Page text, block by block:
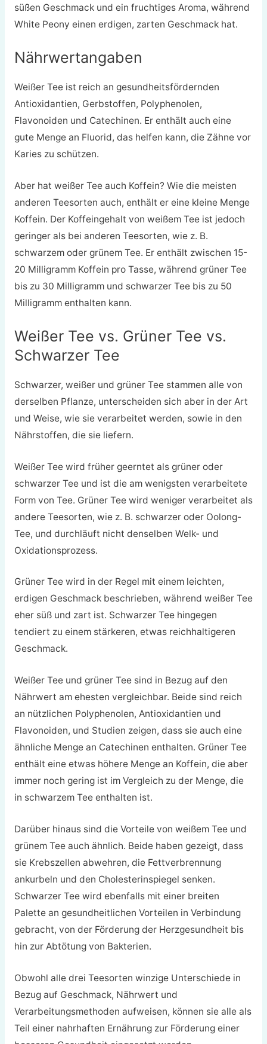
süßen Geschmack und ein fruchtiges Aroma, während
White Peony einen erdigen, zarten Geschmack hat.
Nährwertangaben
Weißer Tee ist reich an gesundheitsfördernden
Antioxidantien, Gerbstoffen, Polyphenolen,
Flavonoiden und Catechinen. Er enthält auch eine
gute Menge an Fluorid, das helfen kann, die Zähne vor
Karies zu schützen.
Aber hat weißer Tee auch Koffein? Wie die meisten
anderen Teesorten auch, enthält er eine kleine Menge
Koffein. Der Koffeingehalt von weißem Tee ist jedoch
geringer als bei anderen Teesorten, wie z. B.
schwarzem oder grünem Tee. Er enthält zwischen 15-
20 Milligramm Koffein pro Tasse, während grüner Tee
bis zu 30 Milligramm und schwarzer Tee bis zu 50
Milligramm enthalten kann.
Weißer Tee vs. Grüner Tee vs.
Schwarzer Tee
Schwarzer, weißer und grüner Tee stammen alle von
derselben Pflanze, unterscheiden sich aber in der Art
und Weise, wie sie verarbeitet werden, sowie in den
Nährstoffen, die sie liefern.
Weißer Tee wird früher geerntet als grüner oder
schwarzer Tee und ist die am wenigsten verarbeitete
Form von Tee. Grüner Tee wird weniger verarbeitet als
andere Teesorten, wie z. B. schwarzer oder Oolong-
Tee, und durchläuft nicht denselben Welk- und
Oxidationsprozess.
Grüner Tee wird in der Regel mit einem leichten,
erdigen Geschmack beschrieben, während weißer Tee
eher süß und zart ist. Schwarzer Tee hingegen
tendiert zu einem stärkeren, etwas reichhaltigeren
Geschmack.
Weißer Tee und grüner Tee sind in Bezug auf den
Nährwert am ehesten vergleichbar. Beide sind reich
an nützlichen Polyphenolen, Antioxidantien und
Flavonoiden, und Studien zeigen, dass sie auch eine
ähnliche Menge an Catechinen enthalten. Grüner Tee
enthält eine etwas höhere Menge an Koffein, die aber
immer noch gering ist im Vergleich zu der Menge, die
in schwarzem Tee enthalten ist.
Darüber hinaus sind die Vorteile von weißem Tee und
grünem Tee auch ähnlich. Beide haben gezeigt, dass
sie Krebszellen abwehren, die Fettverbrennung
ankurbeln und den Cholesterinspiegel senken.
Schwarzer Tee wird ebenfalls mit einer breiten
Palette an gesundheitlichen Vorteilen in Verbindung
gebracht, von der Förderung der Herzgesundheit bis
hin zur Abtötung von Bakterien.
Obwohl alle drei Teesorten winzige Unterschiede in
Bezug auf Geschmack, Nährwert und
Verarbeitungsmethoden aufweisen, können sie alle als
Teil einer nahrhaften Ernährung zur Förderung einer